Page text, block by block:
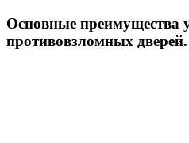
Основные преимущества
противовзломных дверей.